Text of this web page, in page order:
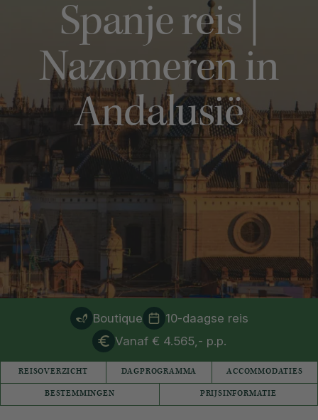
Spanje reis |
Nazomeren in
Andalusië
Boutique
10-daagse reis
Vanaf € 4.565,- p.p.
REISOVERZICHT DAGPROGRAMMA ACCOMMODATIES
BESTEMMINGEN PRIJSINFORMATIE